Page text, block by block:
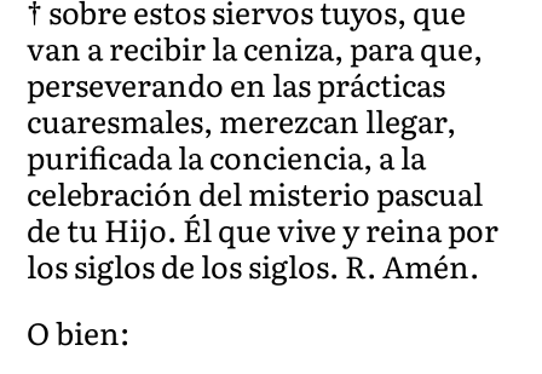
† sobre estos siervos tuyos, que
van a recibir la ceniza, para que,
perseverando en las prácticas
cuaresmales, merezcan llegar,
purificada la conciencia, a la
celebración del misterio pascual
de tu Hijo. Él que vive y reina por
los siglos de los siglos. R. Amén.
O bien: